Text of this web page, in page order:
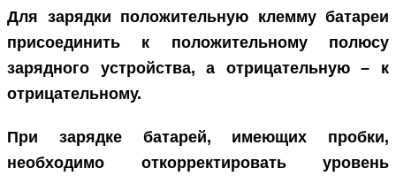
Для зарядки положительную клемму батареи
присоединить к положительному полюсу
зарядного устройства, а отрицательную – к
отрицательному.
При зарядке батарей, имеющих пробки,
необходимо откорректировать уровень